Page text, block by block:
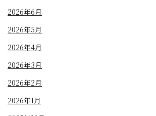
2026年6月
2026年5月
2026年4月
2026年3月
2026年2月
2026年1月